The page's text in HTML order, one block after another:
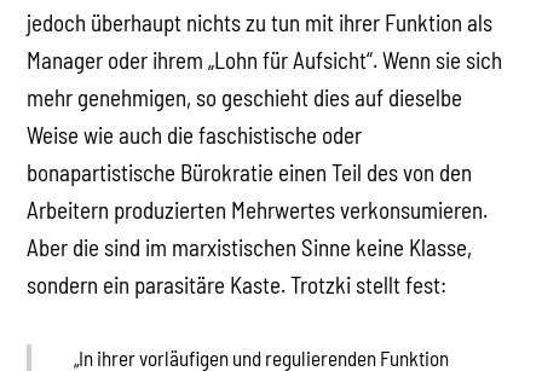
jedoch überhaupt nichts zu tun mit ihrer Funktion als
Manager oder ihrem „Lohn für Aufsicht“. Wenn sie sich
mehr genehmigen, so geschieht dies auf dieselbe
Weise wie auch die faschistische oder
bonapartistische Bürokratie einen Teil des von den
Arbeitern produzierten Mehrwertes verkonsumieren.
Aber die sind im marxistischen Sinne keine Klasse,
sondern ein parasitäre Kaste. Trotzki stellt fest:
„In ihrer vorläufigen und regulierenden Funktion